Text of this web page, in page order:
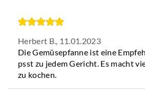
Herbert B., 11.01.2023
Die Gemüsepfanne ist eine
psst zu jedem Gericht. Es macht
zu kochen.